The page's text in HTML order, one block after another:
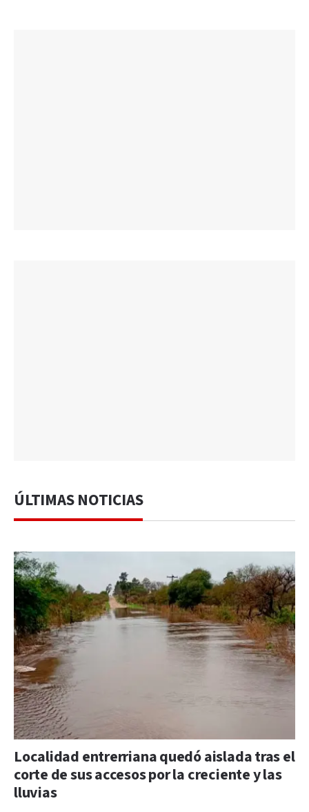
ÚLTIMAS NOTICIAS
Localidad entrerriana quedó aislada tras el
corte de sus accesos por la creciente y las
lluvias